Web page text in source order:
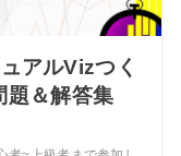
アルVizつく
＆解答集